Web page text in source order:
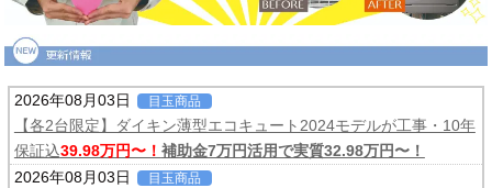
2026年08月03日 目玉商品
【各2台限定】ダイキン薄型エコキュート2024モデルが工事・10年
保証込39.98万円〜！ 補助金7万円活用で実質32.98万円〜！
2026年08月03日
目玉商品